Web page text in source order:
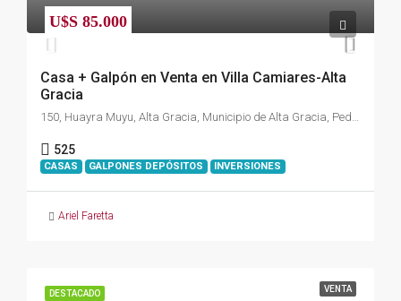
U$S 85.000
Casa + Galpón en Venta en Villa Camiares-Alta
Gracia
150, Huayra Muyu, Alta Gracia, Municipio de Alta Gracia, Pedanía Alta Gracia, Departamento Santa María, Córdoba, X5186, Argentina
525
CASAS GALPONES DEPÓSITOS INVERSIONES
Ariel Faretta
DESTACADO VENTA